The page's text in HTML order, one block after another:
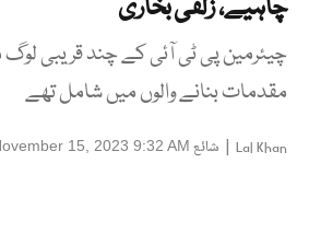
چاہیے، زلفی بخاری
چیئرمین پی ٹی آئی کے چند قریبی
مقدمات بنانے والوں میں شامل تھے
Lal Khan
| شائع 15, 2023 9:32 AM